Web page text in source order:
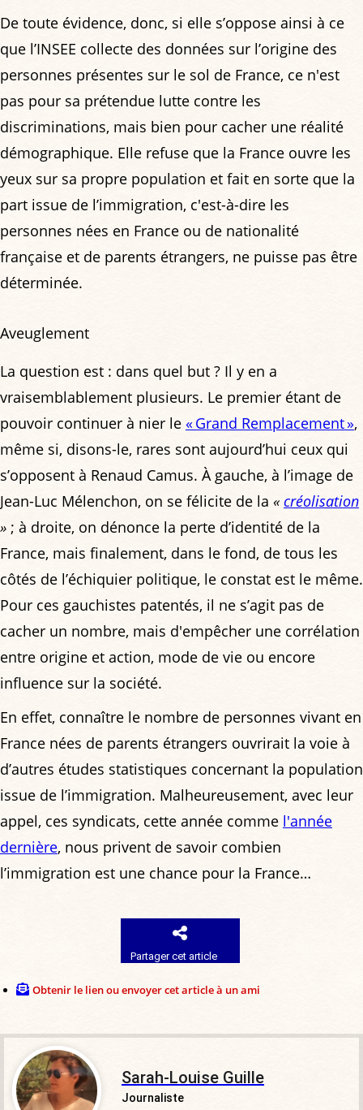
De toute évidence, donc, si elle s’oppose ainsi à ce
que l’INSEE collecte des données sur l’origine des
personnes présentes sur le sol de France, ce n'est
pas pour sa prétendue lutte contre les
discriminations, mais bien pour cacher une réalité
démographique. Elle refuse que la France ouvre les
yeux sur sa propre population et fait en sorte que la
part issue de l’immigration, c'est-à-dire les
personnes nées en France ou de nationalité
française et de parents étrangers, ne puisse pas être
déterminée.
Aveuglement
La question est : dans quel but ? Il y en a
vraisemblablement plusieurs. Le premier étant de
pouvoir continuer à nier le « Grand Remplacement »,
même si, disons-le, rares sont aujourd’hui ceux qui
s’opposent à Renaud Camus. À gauche, à l’image de
Jean-Luc Mélenchon, on se félicite de la « créolisation
» ; à droite, on dénonce la perte d’identité de la
France, mais finalement, dans le fond, de tous les
côtés de l’échiquier politique, le constat est le même.
Pour ces gauchistes patentés, il ne s’agit pas de
cacher un nombre, mais d'empêcher une corrélation
entre origine et action, mode de vie ou encore
influence sur la société.
En effet, connaître le nombre de personnes vivant en
France nées de parents étrangers ouvrirait la voie à
d’autres études statistiques concernant la population
issue de l’immigration. Malheureusement, avec leur
appel, ces syndicats, cette année comme l'année
dernière, nous privent de savoir combien
l’immigration est une chance pour la France…
Partager cet article
Obtenir le lien ou envoyer cet article à un ami
Sarah-Louise Guille
Journaliste